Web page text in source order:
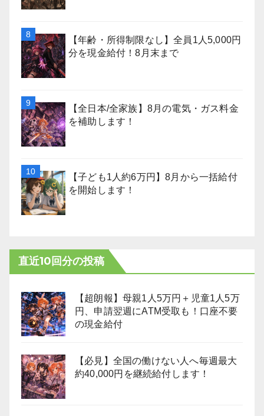
【年齢・所得制限なし】全員1人5,000円
分を現金給付！8月末まで
【全日本/全家族】8月の電気・ガス料金
を補助します！
【子ども1人約6万円】8月から一括給付
を開始します！
直近10回分の投稿
【超朗報】母親1人5万円＋児童1人5万
円、申請翌週にATM受取も！口座不要
の現金給付
【必見】全国の働けない人へ毎週最大
約40,000円を継続給付します！